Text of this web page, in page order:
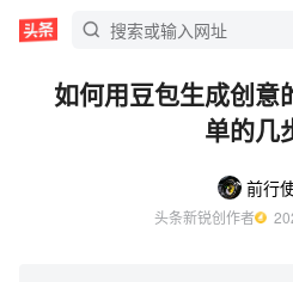
如何用豆包生成创意
单的几
前行
头条新锐创作者